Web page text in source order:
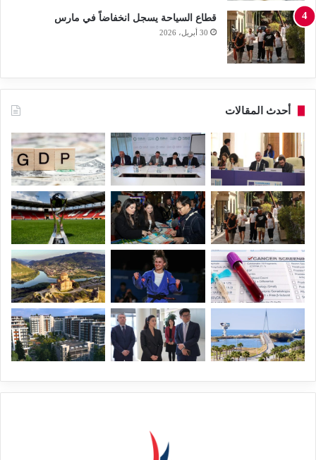
قطاع السياحة يسجل انخفاضاً في مارس
30 أبريل، 2026
أحدث المقالات